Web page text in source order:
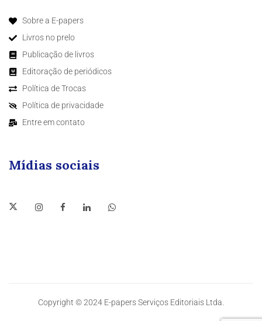
Sobre a E-papers
Livros no prelo
Publicação de livros
Editoração de periódicos
Política de Trocas
Política de privacidade
Entre em contato
Mídias sociais
Copyright © 2024 E-papers Serviços Editoriais Ltda.